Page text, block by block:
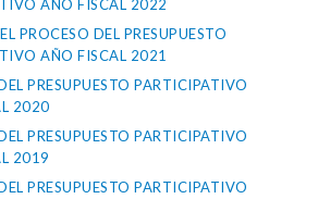
AÑO FISCAL 2022
PROCESO DEL PRESUPUESTO
AÑO FISCAL 2021
PRESUPUESTO PARTICIPATIVO
2020
PRESUPUESTO PARTICIPATIVO
2019
PRESUPUESTO PARTICIPATIVO